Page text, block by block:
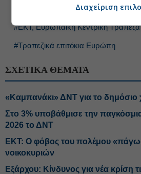
#Πληθωρισμός Ελλάδα
#ΕΚΤ, Ευρωπαϊκή Κεντρική Τράπεζα
#Τραπεζικά επιτόκια Ευρώπη
ΣΧΕΤΙΚΑ ΘΕΜΑΤΑ
«Καμπανάκι» ΔΝΤ για το
Στο 3% υποβάθμισε την
2026 το ΔΝΤ
ΕΚΤ: Ο φόβος του πολέμου
νοικοκυριών
Εξάρχου: Κίνδυνος για νέα κρίση
Διαχείριση